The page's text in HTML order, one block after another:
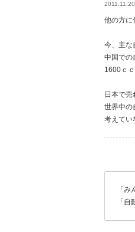
他の方に
今、主な
中国での
1600ｃ
日本で
世界中の
考えてい
「
「